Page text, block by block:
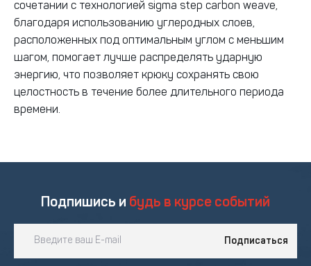
сочетании с технологией sigma step carbon weave,
благодаря использованию углеродных слоев,
расположенных под оптимальным углом с меньшим
шагом, помогает лучше распределять ударную
энергию, что позволяет крюку сохранять свою
целостность в течение более длительного периода
времени.
Подпишись и будь в курсе событий
Подписаться